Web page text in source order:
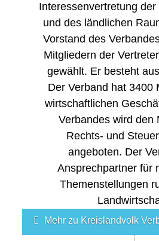
Interessenvertretung
und des ländlichen
Vorstand des
Mitgliedern der
gewählt. Er besteht
Der Verband hat 3400
wirtschaftlichen
Verbandes wird den
Rechts- und
angeboten. Der
Ansprechpartner für
Themenstellungen
Mehr zu Kreislandvolk